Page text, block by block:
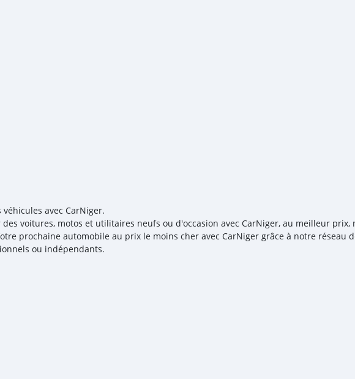
véhicules avec CarNiger.
des voitures, motos et utilitaires neufs ou d'occasion avec CarNiger, au meilleur prix,
prochaine automobile au prix le moins cher avec CarNiger grâce à notre réseau
ou indépendants.